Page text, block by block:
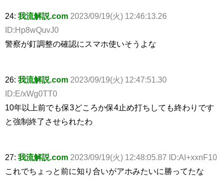
24: 我流解説.com 2023/09/19(火) 12:46:13.26
ID:Hp8wQuvJ0
警察が釘調整の確認にスマホ使いそうよな
26: 我流解説.com 2023/09/19(火) 12:47:51.30
ID:E/xWg0TT0
10年以上前でも保3どころか保4止め打ちしても終わりです
と強制終了させられたわ
27: 我流解説.com 2023/09/19(火) 12:48:05.87 ID:Al+xxnF10
これでちょっと前に知り合いがアホみたいに勝ってたな